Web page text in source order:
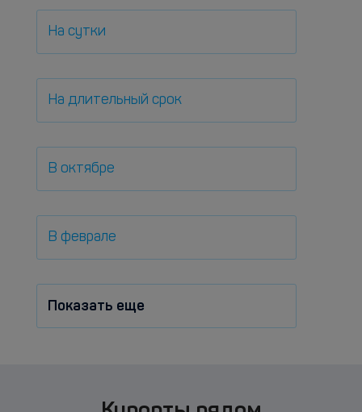
На сутки
На длительный срок
В октябре
В феврале
Показать еще